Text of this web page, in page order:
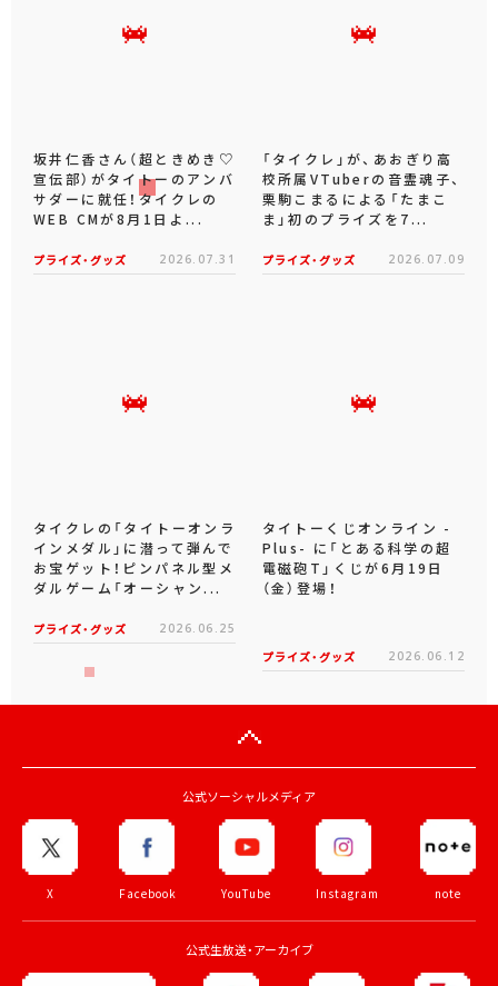
坂井仁香さん（超ときめき♡
宣伝部）がタイトーのアンバ
サダーに就任！タイクレの
WEB CMが8月1日よ...
プライズ・グッズ 2026.07.31
「タイクレ」が、あおぎり高
校所属VTuberの音霊魂子、
栗駒こまるによる「たまこ
ま」初のプライズを7...
プライズ・グッズ 2026.07.09
タイクレの「タイトーオンラ
インメダル」に潜って弾んで
お宝ゲット！ピンパネル型メ
ダルゲーム「オーシャン...
プライズ・グッズ 2026.06.25
タイトーくじオンライン -
Plus- に「とある科学の超
電磁砲T」くじが6月19日
（金）登場！
プライズ・グッズ 2026.06.12
公式ソーシャルメディア
X Facebook YouTube Instagram note
公式生放送・アーカイブ